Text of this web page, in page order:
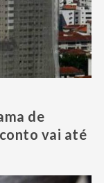
de
vai até